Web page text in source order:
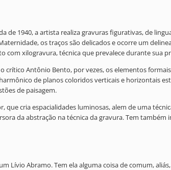
de 1940, a artista realiza gravuras figurativas, de
os traços são delicados e ocorre um
xilogravura, técnica que prevalece durante sua
Antônio Bento, por vezes, os elementos
de planos coloridos verticais e horizontais
de paisagem.
cria espacialidades luminosas, alem de uma
da abstração na técnica da gravura. Tem
Lívio Abramo. Tem ela alguma coisa de comum,